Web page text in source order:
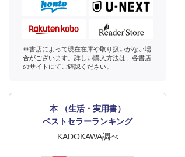
※書店によって現在在庫や取り扱いがない場
合がございます。詳しい購入方法は、各書店
のサイトにてご確認ください。
本 （生活・実用書）
ベストセラーランキング
KADOKAWA調べ